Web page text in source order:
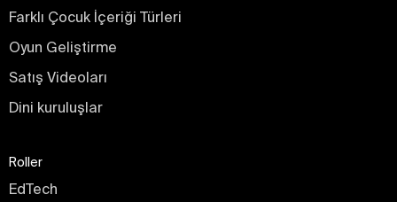
Farklı Çocuk İçeriği Türleri
Oyun Geliştirme
Satış Videoları
Dini kuruluşlar
Roller
EdTech